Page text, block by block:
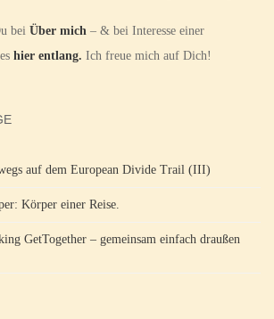
bei Über mich – & bei Interesse einer
hier entlang. Ich freue mich auf Dich!
auf dem European Divide Trail (III)
Körper einer Reise.
GetTogether – gemeinsam einfach draußen